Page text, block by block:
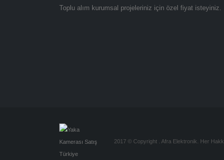
Toplu alım kurumsal projeleriniz için özel fiyat isteyiniz.
2017 © Copyright . Afra Elektronik. Her Hakkı